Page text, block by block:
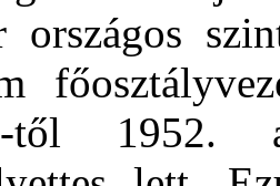
országos
től 1952.